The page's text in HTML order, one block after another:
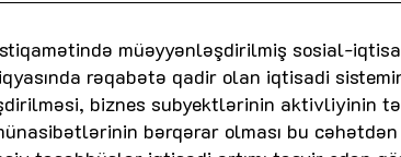
müəyyənləşdirilmiş sosial-
rəqabətə qadir olan iqtisadi
biznes subyektlərinin aktivliyinin
bərqərar olması bu